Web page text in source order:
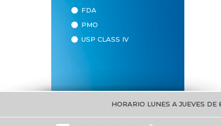
FDA
PMO
USP CLASS IV
HORARIO LUNES A JUEVES DE